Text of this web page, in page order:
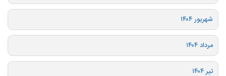
شهریور ۱۴۰۴
مرداد ۱۴۰۴
تیر ۱۴۰۴